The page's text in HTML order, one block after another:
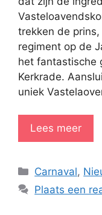
trekken de
regiment op de
het fantastische
Kerkrade.
uniek
Lees meer
Categorieën
Carnaval,
Plaats een